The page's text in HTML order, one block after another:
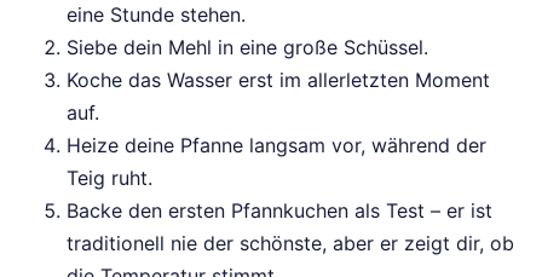
eine Stunde stehen.
Siebe dein Mehl in eine große Schüssel.
Koche das Wasser erst im allerletzten Moment
auf.
Heize deine Pfanne langsam vor, während der
Teig ruht.
Backe den ersten Pfannkuchen als Test – er ist
traditionell nie der schönste, aber er zeigt dir, ob